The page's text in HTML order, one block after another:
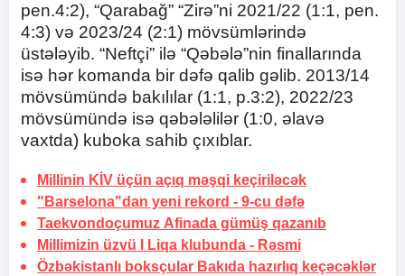
pen.4:2), “Qarabağ” “Zirə”ni 2021/22 (1:1, pen.
4:3) və 2023/24 (2:1) mövsümlərində
üstələyib. “Neftçi” ilə “Qəbələ”nin finallarında
isə hər komanda bir dəfə qalib gəlib. 2013/14
mövsümündə bakılılar (1:1, p.3:2), 2022/23
mövsümündə isə qəbələlilər (1:0, əlavə
vaxtda) kuboka sahib çıxıblar.
Millinin KİV üçün açıq məşqi keçiriləcək
"Barselona"dan yeni rekord - 9-cu dəfə
Taekvondoçumuz Afinada gümüş qazanıb
Millimizin üzvü I Liqa klubunda - Rəsmi
Özbəkistanlı boksçular Bakıda hazırlıq keçəcəklər